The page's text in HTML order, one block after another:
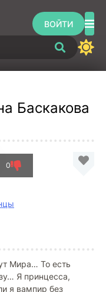
ВОЙТИ
Баскакова
0
Мира… То есть
Я принцесса,
я вампир без